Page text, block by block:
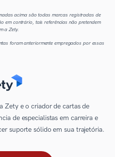
acima são todas marcas registradas de
em contrário, tais referências não pretendem
a Zety.
foram anteriormente empregados por essas
Zety e o criador de cartas de
de especialistas em carreira e
suporte sólido em sua trajetória.